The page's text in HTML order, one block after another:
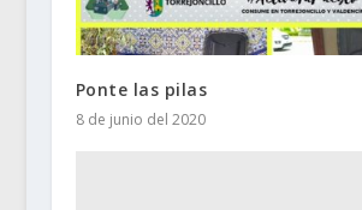
Ponte las pilas
8 de junio del 2020